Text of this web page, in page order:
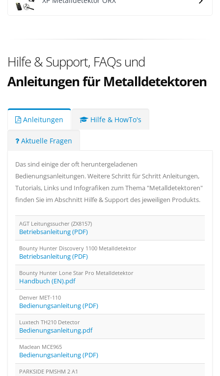
Hilfe & Support, FAQs und
Anleitungen für Metalldetektoren
Anleitungen Hilfe & HowTo's
Aktuelle Fragen
Das sind einige der oft heruntergeladenen
Bedienungsanleitungen. Weitere Schritt für Schritt Anleitungen,
Tutorials, Links und Infografiken zum Thema "Metalldetektoren"
finden Sie im Abschnitt Hilfe & Support des jeweiligen Produkts.
AGT Leitungssucher (ZX8157)
Betriebsanleitung (PDF)
Bounty Hunter Discovery 1100 Metalldetektor
Betriebsanleitung (PDF)
Bounty Hunter Lone Star Pro Metalldetektor
Handbuch (EN).pdf
Denver MET-110
Bedienungsanleitung (PDF)
Luxtech TH210 Detector
Bedienungsanleitung.pdf
Maclean MCE965
Bedienungsanleitung (PDF)
PARKSIDE PMSHM 2 A1